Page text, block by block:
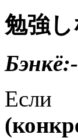
勉強
Если